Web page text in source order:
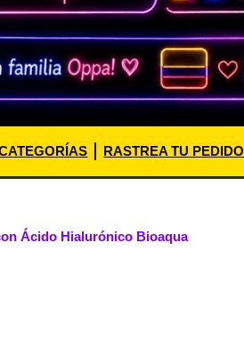
RASTREA TU PEDIDO
Ácido Hialurónico Bioaqua